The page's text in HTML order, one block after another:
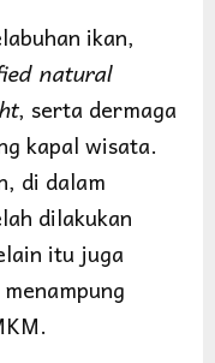
ikan,
natural
, serta dermaga
kapal wisata.
di dalam
dilakukan
itu juga